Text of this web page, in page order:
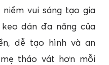
vui sáng tạo gia
dán đa năng của
dễ tạo hình và an
tháo vát hơn mỗi